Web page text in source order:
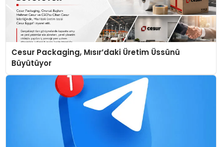
Cesur Packaging, Mısır’daki Üretim Üssünü
Büyütüyor